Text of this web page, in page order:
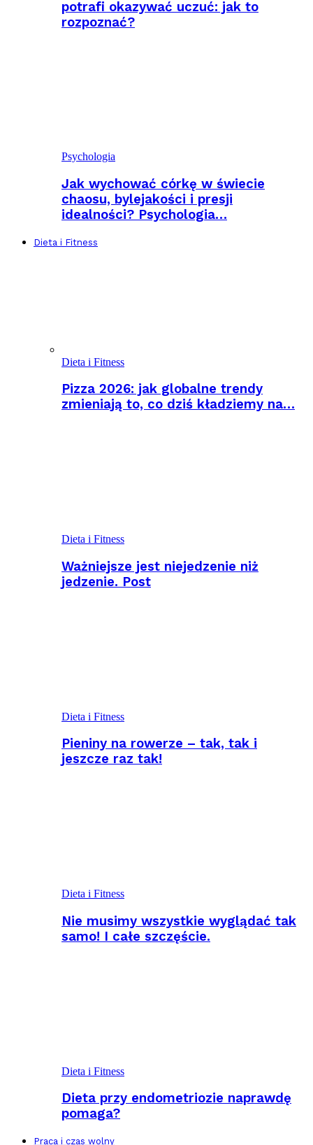
potrafi okazywać uczuć: jak to
rozpoznać?
Psychologia
Jak wychować córkę w świecie
chaosu, bylejakości i presji
idealności? Psychologia…
Dieta i Fitness
Dieta i Fitness
Pizza 2026: jak globalne trendy
zmieniają to, co dziś kładziemy na…
Dieta i Fitness
Ważniejsze jest niejedzenie niż
jedzenie. Post
Dieta i Fitness
Pieniny na rowerze – tak, tak i
jeszcze raz tak!
Dieta i Fitness
Nie musimy wszystkie wyglądać tak
samo! I całe szczęście.
Dieta i Fitness
Dieta przy endometriozie naprawdę
pomaga?
Praca i czas wolny